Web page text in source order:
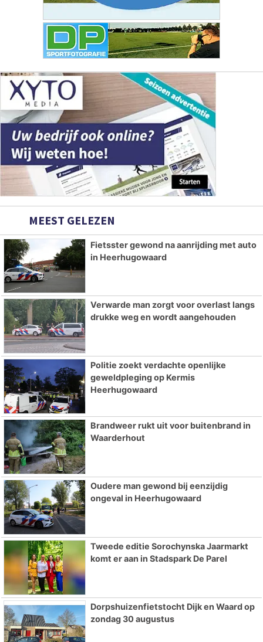
MEEST GELEZEN
Fietsster gewond na aanrijding met auto
in Heerhugowaard
Verwarde man zorgt voor overlast langs
drukke weg en wordt aangehouden
Politie zoekt verdachte openlijke
geweldpleging op Kermis
Heerhugowaard
Brandweer rukt uit voor buitenbrand in
Waarderhout
Oudere man gewond bij eenzijdig
ongeval in Heerhugowaard
Tweede editie Sorochynska Jaarmarkt
komt er aan in Stadspark De Parel
Dorpshuizenfietstocht Dijk en Waard op
zondag 30 augustus